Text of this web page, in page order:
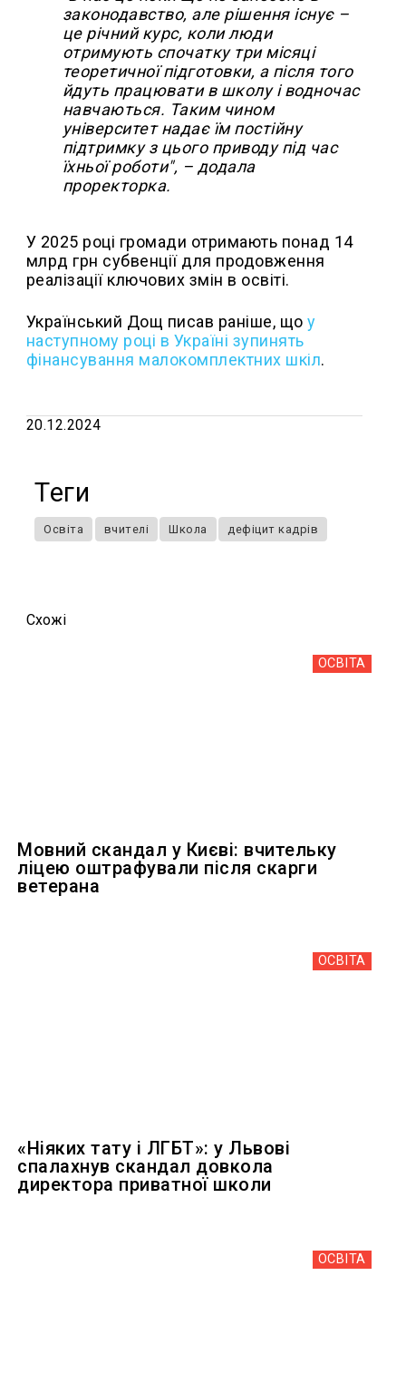
законодавство, але рішення існує –
це річний курс, коли люди
отримують спочатку три місяці
теоретичної підготовки, а після того
йдуть працювати в школу і водночас
навчаються. Таким чином
університет надає їм постійну
підтримку з цього приводу під час
їхньої роботи", – додала
проректорка.
У 2025 році громади отримають понад 14
млрд грн субвенції для продовження
реалізації ключових змін в освіті.
Український Дощ писав раніше, що у
наступному році в Україні зупинять
фінансування малокомплектних шкіл.
20.12.2024
Теги
Освіта вчителі Школа дефіцит кадрів
Схожi
ОСВІТА
Мовний скандал у Києві: вчительку
ліцею оштрафували після скарги
ветерана
ОСВІТА
«Ніяких тату і ЛГБТ»: у Львові
спалахнув скандал довкола
директора приватної школи
ОСВІТА